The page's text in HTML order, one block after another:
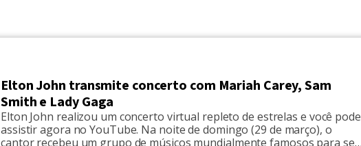
Elton John transmite concerto com Mariah Carey, Sam
Smith e Lady Gaga
Elton John realizou um concerto virtual repleto de estrelas e você pode
assistir agora no YouTube. Na noite de domingo (29 de março), o
cantor recebeu um grupo de músicos mundialmente famosos para se